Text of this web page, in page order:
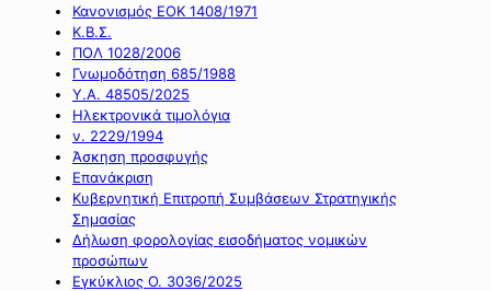
Κανονισμός ΕΟΚ 1408/1971
Κ.Β.Σ.
ΠΟΛ 1028/2006
Γνωμοδότηση 685/1988
Υ.Α. 48505/2025
Ηλεκτρονικά τιμολόγια
ν. 2229/1994
Άσκηση προσφυγής
Επανάκριση
Κυβερνητική Επιτροπή Συμβάσεων Στρατηγικής
Σημασίας
Δήλωση φορολογίας εισοδήματος νομικών
προσώπων
Εγκύκλιος Ο. 3036/2025